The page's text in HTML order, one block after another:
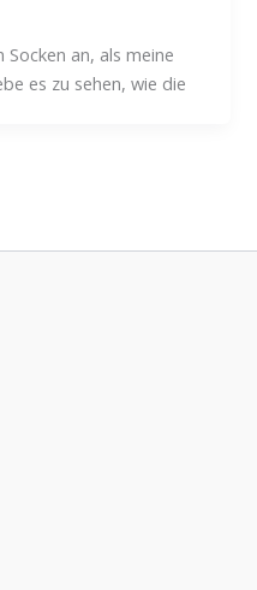
an, als meine
es zu sehen, wie die